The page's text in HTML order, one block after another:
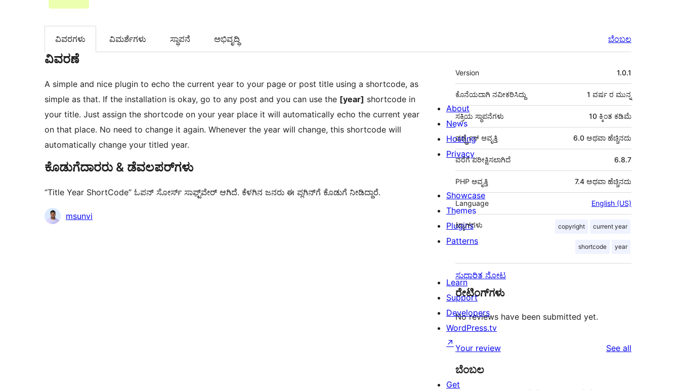
ವಿವರಗಳು ‍ವಿಮರ್ಶೆಗಳು‍ ಸ್ಥಾಪನೆ ಅಭಿವೃದ್ಧಿ ಬೆಂಬಲ
ವಿವರಣೆ
A simple and nice plugin to echo the current year to your page or post title using a shortcode, as
simple as that. If the installation is okay, go to any post and you can use the [year] shortcode in
your title. Just assign the shortcode on your year place it will automatically echo the current year
on that place. No need to change it again. Whenever the year will change, this shortcode will
automatically change your titled year.
ಕೊಡುಗೆದಾರರು & ಡೆವಲಪರ್‌ಗಳು
“Title Year ShortCode” ಓಪನ್ ಸೋರ್ಸ್ ಸಾಫ್ಟ್‌ವೇರ್ ಆಗಿದೆ. ಕೆಳಗಿನ ಜನರು ಈ ಪ್ಲಗಿನ್‌ಗೆ ಕೊಡುಗೆ ನೀಡಿದ್ದಾರೆ.
ಕೊಡುಗೆದಾರರು
msunvi
ಮೆಟಾ
Version 1.0.1
ಕೊನೆಯದಾಗಿ ನವೀಕರಿಸಿದ್ದು 1 ವರ್ಷ ರ ಮುನ್ನ
ಸಕ್ರಿಯ ಸ್ಥಾಪನೆಗಳು 10 ಕ್ಕಿಂತ ಕಡಿಮೆ
ವರ್ಡ್ಪ್ರೆಸ್ ಆವೃತ್ತಿ 6.0 ಅಥವಾ ಹೆಚ್ಚಿನದು
6.8.7
ವರೆಗೆ ಪರೀಕ್ಷಿಸಲಾಗಿದೆ
PHP ಆವೃತ್ತಿ 7.4 ಅಥವಾ ಹೆಚ್ಚಿನದು
Language English (US)
ಟ್ಯಾಗ್‌ಗಳು copyright current year
shortcode year
ಸುಧಾರಿತ ನೋಟ
ರೇಟಿಂಗ್‌ಗಳು
No reviews have been submitted yet.
Your review See all
ಬೆಂಬಲ
About
News
Hosting
Privacy
Showcase
Themes
Plugins
Patterns
Learn
Support
Developers
WordPress.tv
↗
Get